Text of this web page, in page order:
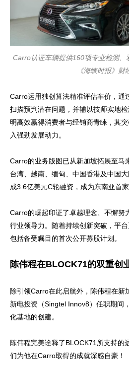
Carro认证车辆提供160项专业检测、
《海峡时报》财
Carro运用独创算法精准评估车价，通
扫描预判潜在问题，并辅以技师实地
明高效赢得消费者与经销商青睐，其
入强劲发展动力。
Carro的业务版图已从新加坡拓展至马
台湾、越南、缅甸、中国香港及中国
成3.6亿美元C轮融资，成为东南亚首
Carro的崛起印证了卓越理念、不懈努
行业领导力。随着持续创新突破，平
包括备受瞩目的首次公开募股计划。
陈伟程在BLOCK71的双重创
除引领Carro在此启航外，陈伟程在新
新电投资（Singtel Innov8）任职期间
化基地的创建。
陈伟程完美诠释了BLOCK71所支持的
们为他在Carro取得的成就深感自豪！